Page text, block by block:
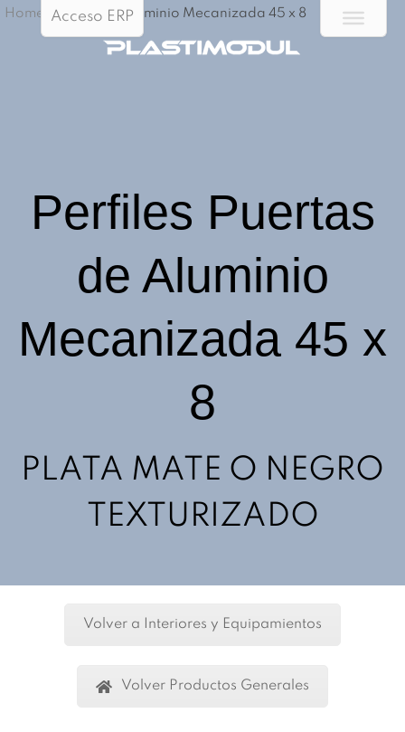
Acceso ERP
Home / Perfiles P/Aluminio Mecanizada 45 x 8
Perfiles Puertas
de Aluminio
Mecanizada 45 x
8
PLATA MATE O NEGRO
TEXTURIZADO
Volver a Interiores y Equipamientos
Volver Productos Generales